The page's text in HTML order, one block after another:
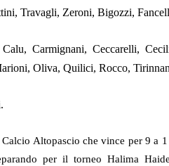
Travagli, Zeroni, Bigozzi,
Carmignani, Ceccarelli,
Oliva, Quilici, Rocco,
Altopascio che vince per 9 a
per il torneo Halima